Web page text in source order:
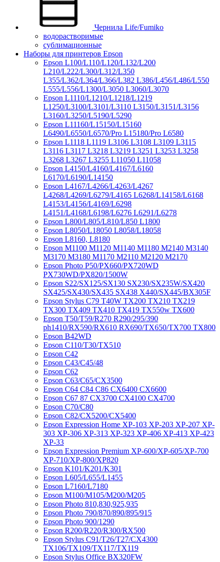
Чернила Life/Fumiko
водорастворимые
сублимационные
Наборы для принтеров Epson
Epson L100/L110/L120/L132/L200
L210/L222/L300/L312/L350
L355/L362/L364/L366/L382 L386/L456/L486/L550
L555/L556/L1300/L3050 L3060/L3070
Epson L1110/L1210/L1218/L1219
L1250/L3100/L3101/L3110 L3150/L3151/L3156
L3160/L3250/L5190/L5290
Epson L11160/L15150/L15160
L6490/L6550/L6570/Pro L15180/Pro L6580
Epson L1118 L1119 L3106 L3108 L3109 L3115
L3116 L3117 L3218 L3219 L3251 L3253 L3258
L3268 L3267 L3255 L11050 L11058
Epson L4150/L4160/L4167/L6160
L6170/L6190/L14150
Epson L4167/L4266/L4263/L4267
L4268/L4269/L6279/L4165 L6268/L14158/L6168
L4153/L4156/L4169/L6298
L4151/L4168/L6198/L6276 L6291/L6278
Epson L800/L805/L810/L850 L1800
Epson L8050/L18050 L8058/L18058
Epson L8160, L8180
Epson M1100 M1120 M1140 M1180 M2140 M3140
M3170 M3180 M1170 M2110 M2120 M2170
Epson Photo P50/PX660/PX720WD
PX730WD/PX820/1500W
Epson S22/SX125/SX130 SX230/SX235W/SX420
SX425/SX430/SX435 SX438 X440/SX445/BX305F
Epson Stylus C79 T40W TX200 TX210 TX219
TX300 TX409 TX410 TX419 TX550w TX600
Epson T50/T59/R270 R290/295/390
ph1410/RX590/RX610 RX690/TX650/TX700 TX800
Epson B42WD
Epson C110/T30/TX510
Epson C42
Epson C43/C45/48
Epson C62
Epson C63/C65/CX3500
Epson C64 C84 C86 CX6400 CX6600
Epson C67 87 CX3700 CX4100 CX4700
Epson C70/C80
Epson C82/CX5200/CX5400
Epson Expression Home XP-103 XP-203 XP-207 XP-
303 XP-306 XP-313 XP-323 XP-406 XP-413 XP-423
XP-33
Epson Expression Premium XP-600/XP-605/XP-700
XP-710/XP-800/XP820
Epson K101/K201/K301
Epson L605/L655/L1455
Epson L7160/L7180
Epson M100/M105/M200/M205
Epson Photo 810,830,925,935
Epson Photo 790/870/890/895/915
Epson Photo 900/1290
Epson R200/R220/R300/RX500
Epson Stylus C91/T26/T27/CX4300
TX106/TX109/TX117/TX119
Epson Stylus Office BX320FW